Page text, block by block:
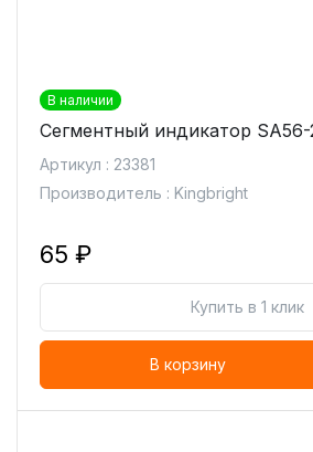
В наличии
Сегментный индикатор SA56-
Артикул : 23381
Производитель : Kingbright
65 ₽
Купить в 1 клик
В корзину